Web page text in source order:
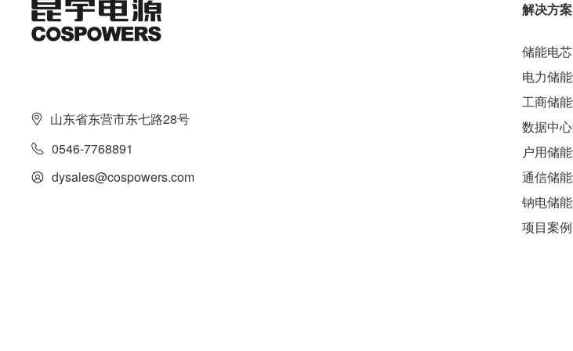
山东省东营市东七路28号
0546-7768891
dysales@cospowers.com
解决方案
储能电芯
电力储
工商储
数据中
户用储
通信储
钠电储
项目案例